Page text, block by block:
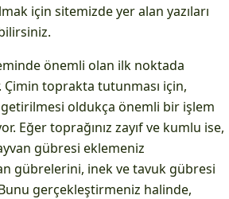
için sitemizde yer alan yazıları
önemli olan ilk noktada
Çimin toprakta tutunması için,
oldukça önemli bir işlem
Eğer toprağınız zayıf ve kumlu ise,
gübresi eklemeniz
gübrelerini, inek ve tavuk gübresi
gerçekleştirmeniz halinde,